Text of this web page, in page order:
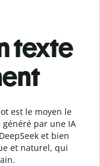
texte
est le moyen le
par une IA
et bien
et naturel, qui